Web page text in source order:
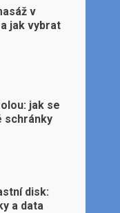
v
jak vybrat
jak se
schránky
disk:
a data